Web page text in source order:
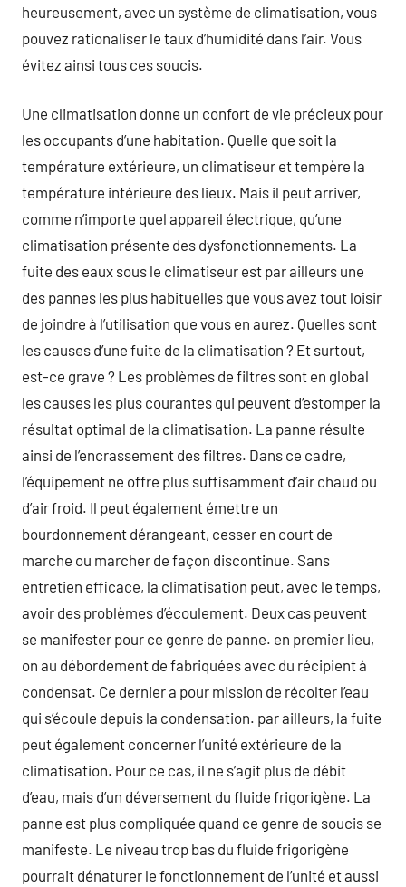
heureusement, avec un système de climatisation, vous
pouvez rationaliser le taux d’humidité dans l’air. Vous
évitez ainsi tous ces soucis.
Une climatisation donne un confort de vie précieux pour
les occupants d’une habitation. Quelle que soit la
température extérieure, un climatiseur et tempère la
température intérieure des lieux. Mais il peut arriver,
comme n’importe quel appareil électrique, qu’une
climatisation présente des dysfonctionnements. La
fuite des eaux sous le climatiseur est par ailleurs une
des pannes les plus habituelles que vous avez tout loisir
de joindre à l’utilisation que vous en aurez. Quelles sont
les causes d’une fuite de la climatisation ? Et surtout,
est-ce grave ? Les problèmes de filtres sont en global
les causes les plus courantes qui peuvent d’estomper la
résultat optimal de la climatisation. La panne résulte
ainsi de l’encrassement des filtres. Dans ce cadre,
l’équipement ne offre plus suffisamment d’air chaud ou
d’air froid. Il peut également émettre un
bourdonnement dérangeant, cesser en court de
marche ou marcher de façon discontinue. Sans
entretien efficace, la climatisation peut, avec le temps,
avoir des problèmes d’écoulement. Deux cas peuvent
se manifester pour ce genre de panne. en premier lieu,
on au débordement de fabriquées avec du récipient à
condensat. Ce dernier a pour mission de récolter l’eau
qui s’écoule depuis la condensation. par ailleurs, la fuite
peut également concerner l’unité extérieure de la
climatisation. Pour ce cas, il ne s’agit plus de débit
d’eau, mais d’un déversement du fluide frigorigène. La
panne est plus compliquée quand ce genre de soucis se
manifeste. Le niveau trop bas du fluide frigorigène
pourrait dénaturer le fonctionnement de l’unité et aussi